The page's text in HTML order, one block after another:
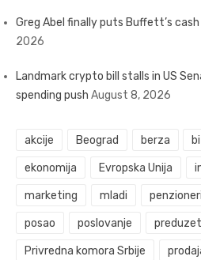
Greg Abel finally puts Buffett’s
2026
Landmark crypto bill stalls in US
spending push August 8, 2026
akcije Beograd berza
ekonomija Evropska Unija
marketing mladi penzioneri
posao poslovanje
Privredna komora Srbije